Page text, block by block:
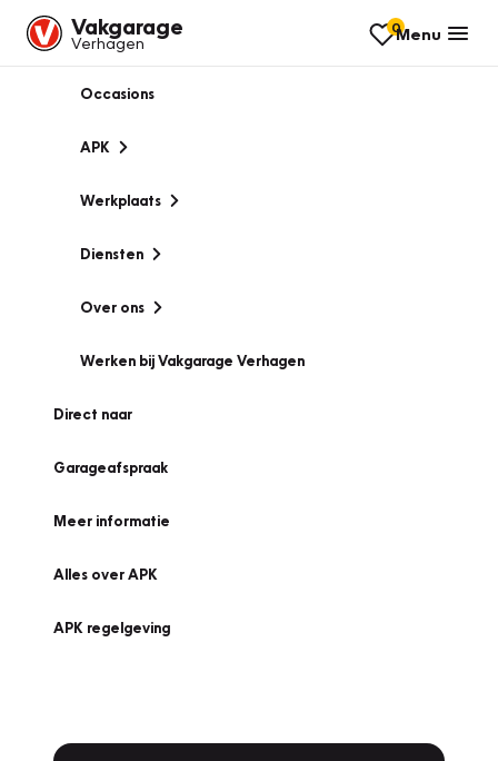
Vakgarage
Verhagen
0Menu
Occasions
APK
Werkplaats
Diensten
Over ons
Werken bij Vakgarage Verhagen
Direct naar
Garageafspraak
Meer informatie
Alles over APK
APK regelgeving